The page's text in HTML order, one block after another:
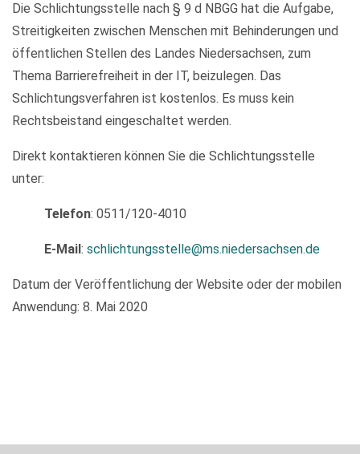
Die Schlichtungsstelle nach § 9 d NBGG hat die Aufgabe,
Streitigkeiten zwischen Menschen mit Behinderungen und
öffentlichen Stellen des Landes Niedersachsen, zum
Thema Barrierefreiheit in der IT, beizulegen. Das
Schlichtungsverfahren ist kostenlos. Es muss kein
Rechtsbeistand eingeschaltet werden.
Direkt kontaktieren können Sie die Schlichtungsstelle
unter:
Telefon: 0511/120-4010
E-Mail : schlichtungsstelle@ms.niedersachsen.de
Datum der Veröffentlichung der Website oder der mobilen
Anwendung: 8. Mai 2020